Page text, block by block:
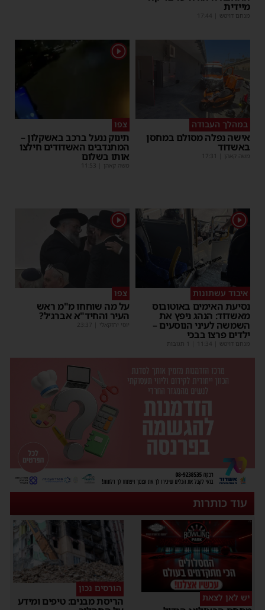
מיידית
מנחם דויטש |
17:44
במהלך העבודה
אישה נפלה מסולם במחסן
באשדוד
משה קאהן |
17:31
תינוק ננעל ברכב באשקלון –
המתנדבים האשדודים חילצו
אותו בשלום
משה קאהן |
11:53
איבוד עשתונות
נסיעת האימים באוטובוס
מאשדוד: הנהג ניפץ את
השמשה לעיני הנוסעים –
ילדים פרצו בבכי
מנחם דויטש |
11:34 | 1 תגובות
1
על מה שוחחו מ"מ ראש
העיר והחיד"א אברג׳ל?
יוסי יחזקאלי |
23:37
עוד כותרות
יש לאן לצאת
הורסים נכון
הריסת מבנים: טיפים ומידע